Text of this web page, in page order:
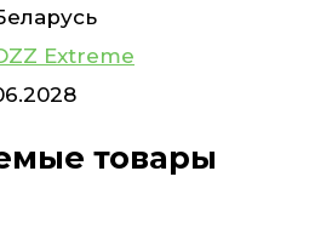
Extreme
товары